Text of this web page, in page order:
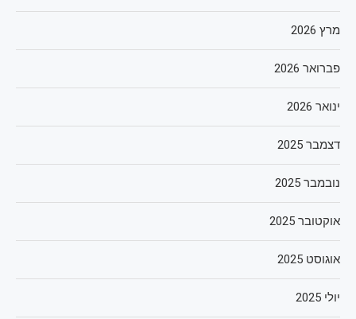
מרץ 2026
פברואר 2026
ינואר 2026
דצמבר 2025
נובמבר 2025
אוקטובר 2025
אוגוסט 2025
יולי 2025